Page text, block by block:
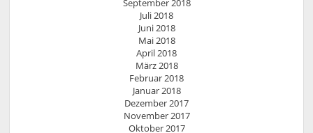
September 2018
Juli 2018
Juni 2018
Mai 2018
April 2018
März 2018
Februar 2018
Januar 2018
Dezember 2017
November 2017
Oktober 2017